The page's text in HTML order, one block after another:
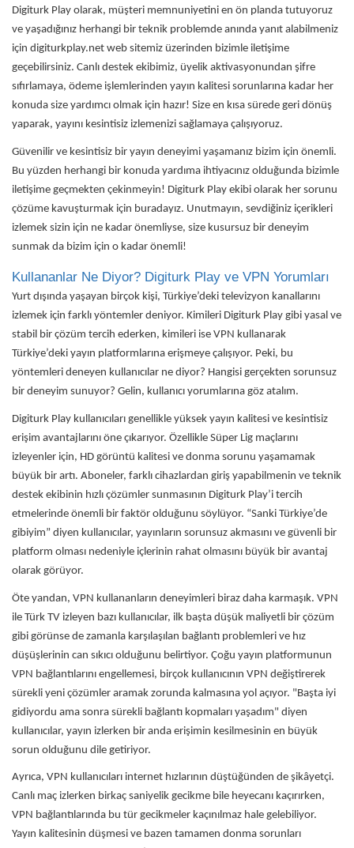
Digiturk Play olarak, müşteri memnuniyetini en ön planda tutuyoruz
ve yaşadığınız herhangi bir teknik problemde anında yanıt alabilmeniz
için digiturkplay.net web sitemiz üzerinden bizimle iletişime
geçebilirsiniz. Canlı destek ekibimiz, üyelik aktivasyonundan şifre
sıfırlamaya, ödeme işlemlerinden yayın kalitesi sorunlarına kadar her
konuda size yardımcı olmak için hazır! Size en kısa sürede geri dönüş
yaparak, yayını kesintisiz izlemenizi sağlamaya çalışıyoruz.
Güvenilir ve kesintisiz bir yayın deneyimi yaşamanız bizim için önemli.
Bu yüzden herhangi bir konuda yardıma ihtiyacınız olduğunda bizimle
iletişime geçmekten çekinmeyin! Digiturk Play ekibi olarak her sorunu
çözüme kavuşturmak için buradayız. Unutmayın, sevdiğiniz içerikleri
izlemek sizin için ne kadar önemliyse, size kusursuz bir deneyim
sunmak da bizim için o kadar önemli!
Kullananlar Ne Diyor? Digiturk Play ve VPN Yorumları
Yurt dışında yaşayan birçok kişi, Türkiye’deki televizyon kanallarını
izlemek için farklı yöntemler deniyor. Kimileri Digiturk Play gibi yasal ve
stabil bir çözüm tercih ederken, kimileri ise VPN kullanarak
Türkiye’deki yayın platformlarına erişmeye çalışıyor. Peki, bu
yöntemleri deneyen kullanıcılar ne diyor? Hangisi gerçekten sorunsuz
bir deneyim sunuyor? Gelin, kullanıcı yorumlarına göz atalım.
Digiturk Play kullanıcıları genellikle yüksek yayın kalitesi ve kesintisiz
erişim avantajlarını öne çıkarıyor. Özellikle Süper Lig maçlarını
izleyenler için, HD görüntü kalitesi ve donma sorunu yaşamamak
büyük bir artı. Aboneler, farklı cihazlardan giriş yapabilmenin ve teknik
destek ekibinin hızlı çözümler sunmasının Digiturk Play’i tercih
etmelerinde önemli bir faktör olduğunu söylüyor. “Sanki Türkiye’de
gibiyim” diyen kullanıcılar, yayınların sorunsuz akmasını ve güvenli bir
platform olması nedeniyle içlerinin rahat olmasını büyük bir avantaj
olarak görüyor.
Öte yandan, VPN kullananların deneyimleri biraz daha karmaşık. VPN
ile Türk TV izleyen bazı kullanıcılar, ilk başta düşük maliyetli bir çözüm
gibi görünse de zamanla karşılaşılan bağlantı problemleri ve hız
düşüşlerinin can sıkıcı olduğunu belirtiyor. Çoğu yayın platformunun
VPN bağlantılarını engellemesi, birçok kullanıcının VPN değiştirerek
sürekli yeni çözümler aramak zorunda kalmasına yol açıyor. "Başta iyi
gidiyordu ama sonra sürekli bağlantı kopmaları yaşadım" diyen
kullanıcılar, yayın izlerken bir anda erişimin kesilmesinin en büyük
sorun olduğunu dile getiriyor.
Ayrıca, VPN kullanıcıları internet hızlarının düştüğünden de şikâyetçi.
Canlı maç izlerken birkaç saniyelik gecikme bile heyecanı kaçırırken,
VPN bağlantılarında bu tür gecikmeler kaçınılmaz hale gelebiliyor.
Yayın kalitesinin düşmesi ve bazen tamamen donma sorunları